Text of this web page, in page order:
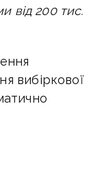
від 200 тис.
вибіркової